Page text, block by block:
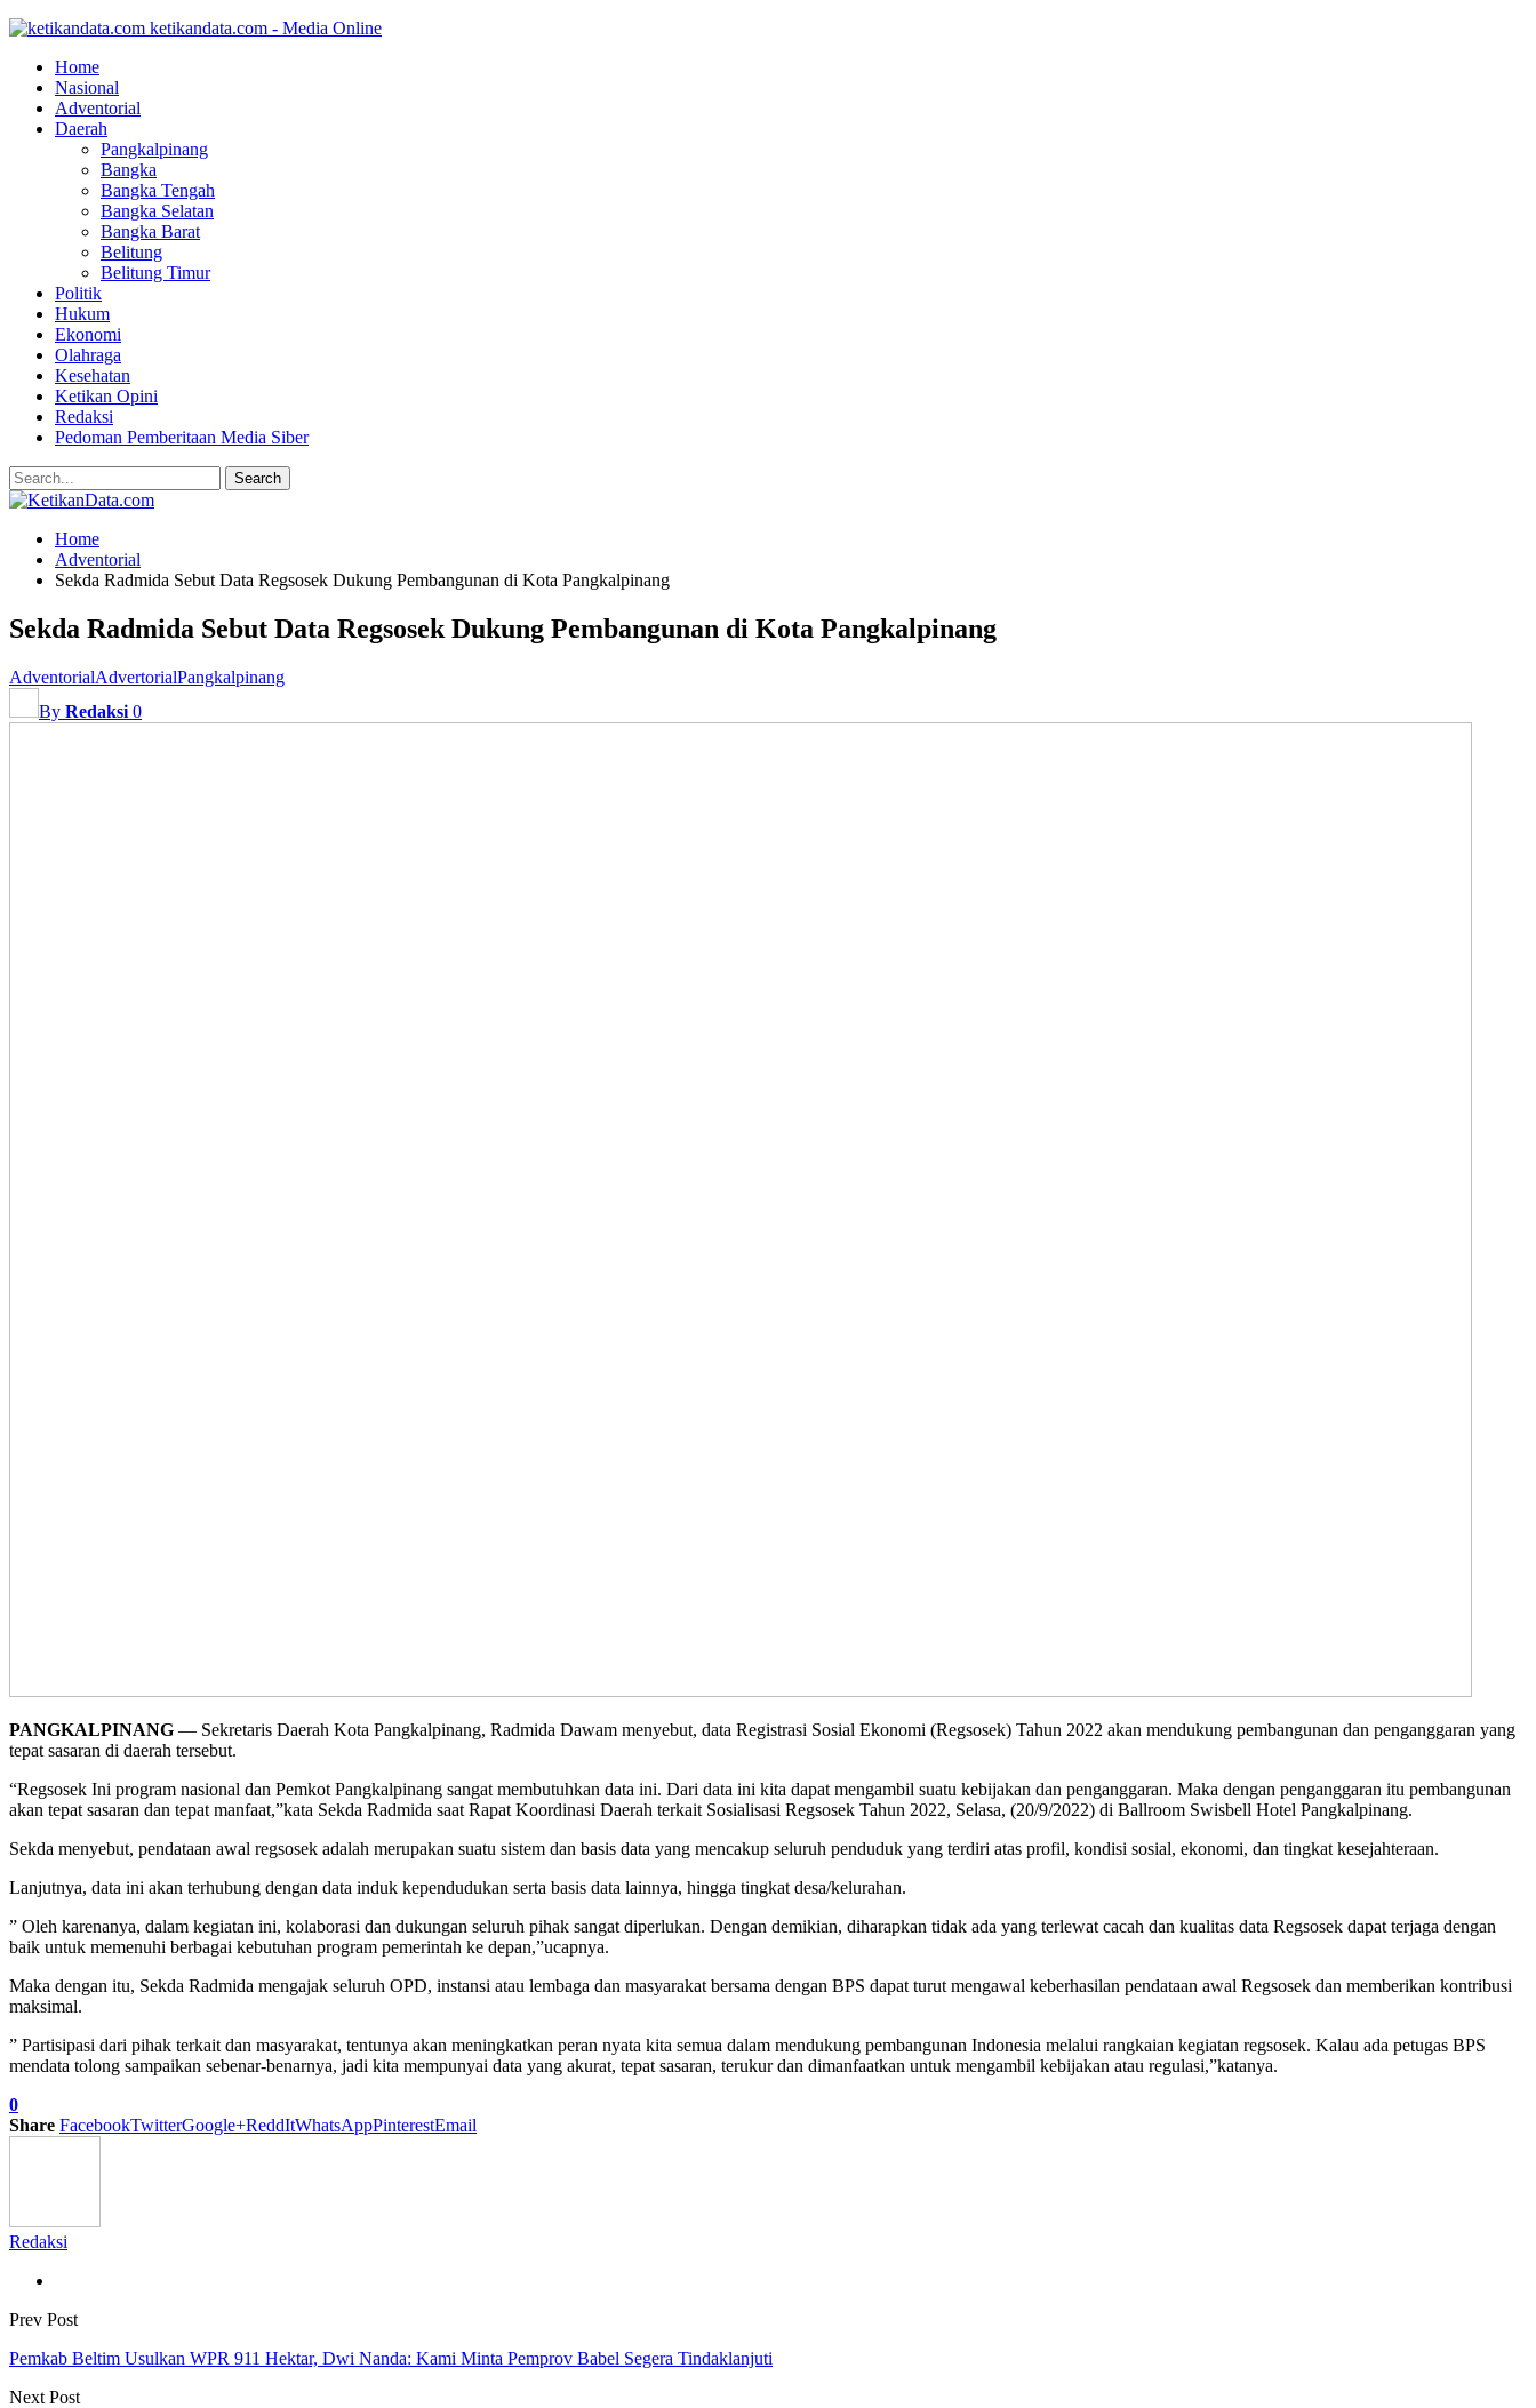
ketikandata.com - Media Online
Home
Nasional
Adventorial
Daerah
Pangkalpinang
Bangka
Bangka Tengah
Bangka Selatan
Bangka Barat
Belitung
Belitung Timur
Politik
Hukum
Ekonomi
Olahraga
Kesehatan
Ketikan Opini
Redaksi
Pedoman Pemberitaan Media Siber
Home
Adventorial
Sekda Radmida Sebut Data Regsosek Dukung Pembangunan di Kota Pangkalpinang
Sekda Radmida Sebut Data Regsosek Dukung Pembangunan di Kota Pangkalpinang
AdventorialAdvertorialPangkalpinang
By Redaksi 0
PANGKALPINANG — Sekretaris Daerah Kota Pangkalpinang, Radmida Dawam menyebut, data Registrasi Sosial Ekonomi (Regsosek) Tahun 2022 akan mendukung pembangunan dan penganggaran yang
tepat sasaran di daerah tersebut.
“Regsosek Ini program nasional dan Pemkot Pangkalpinang sangat membutuhkan data ini. Dari data ini kita dapat mengambil suatu kebijakan dan penganggaran. Maka dengan penganggaran itu pembangunan
akan tepat sasaran dan tepat manfaat,”kata Sekda Radmida saat Rapat Koordinasi Daerah terkait Sosialisasi Regsosek Tahun 2022, Selasa, (20/9/2022) di Ballroom Swisbell Hotel Pangkalpinang.
Sekda menyebut, pendataan awal regsosek adalah merupakan suatu sistem dan basis data yang mencakup seluruh penduduk yang terdiri atas profil, kondisi sosial, ekonomi, dan tingkat kesejahteraan.
Lanjutnya, data ini akan terhubung dengan data induk kependudukan serta basis data lainnya, hingga tingkat desa/kelurahan.
” Oleh karenanya, dalam kegiatan ini, kolaborasi dan dukungan seluruh pihak sangat diperlukan. Dengan demikian, diharapkan tidak ada yang terlewat cacah dan kualitas data Regsosek dapat terjaga dengan
baik untuk memenuhi berbagai kebutuhan program pemerintah ke depan,”ucapnya.
Maka dengan itu, Sekda Radmida mengajak seluruh OPD, instansi atau lembaga dan masyarakat bersama dengan BPS dapat turut mengawal keberhasilan pendataan awal Regsosek dan memberikan kontribusi
maksimal.
” Partisipasi dari pihak terkait dan masyarakat, tentunya akan meningkatkan peran nyata kita semua dalam mendukung pembangunan Indonesia melalui rangkaian kegiatan regsosek. Kalau ada petugas BPS
mendata tolong sampaikan sebenar-benarnya, jadi kita mempunyai data yang akurat, tepat sasaran, terukur dan dimanfaatkan untuk mengambil kebijakan atau regulasi,”katanya.
0
Share FacebookTwitterGoogle+ReddItWhatsAppPinterestEmail
Redaksi
Prev Post
Pemkab Beltim Usulkan WPR 911 Hektar, Dwi Nanda: Kami Minta Pemprov Babel Segera Tindaklanjuti
Next Post